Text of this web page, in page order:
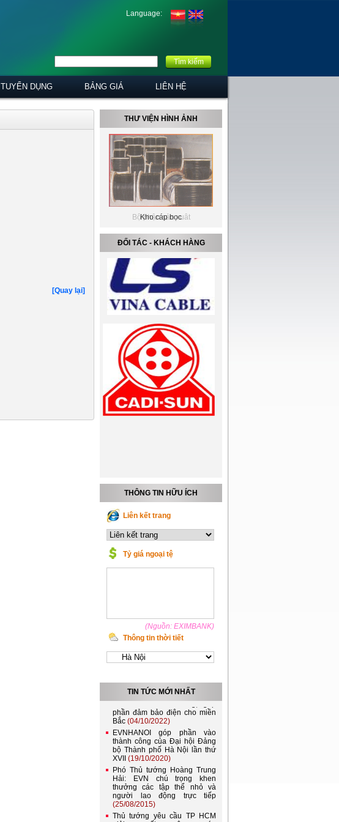
Language:
Tìm kiếm
TUYỂN DỤNG BẢNG GIÁ LIÊN HỆ
[Quay lại]
THƯ VIỆN HÌNH ẢNH
Kho cáp bọc
ĐỐI TÁC - KHÁCH HÀNG
THÔNG TIN HỮU ÍCH
Liên kết trang
Tỷ giá ngoại tệ
(Nguồn: EXIMBANK)
Thông tin thời tiết
TIN TỨC MỚI NHẤT
Việt Nam và Lào nên kết nối
Đóng điện đường dây 220kV
Lào Cai - Bảo Thắng, góp
phần đảm bảo điện cho miền
Bắc(04/10/2022)
EVNHANOI góp phần vào
thành công của Đại hội Đảng
bộ Thành phố Hà Nội lần thứ
XVII(19/10/2020)
Phó Thủ tướng Hoàng Trung
Hải: EVN chú trọng khen
thưởng các tập thể nhỏ và
người lao động trực tiếp
(25/08/2015)
Thủ tướng yêu cầu TP HCM
giải quyết ngập nước